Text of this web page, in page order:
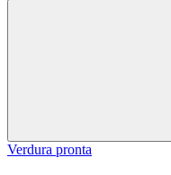
Verdura pronta